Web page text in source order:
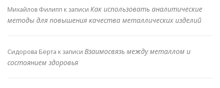
Михайлов Филипп к записи Как использовать аналитические
методы для повышения качества металлических изделий
Сидорова Берта к записи Взаимосвязь между металлом и
состоянием здоровья